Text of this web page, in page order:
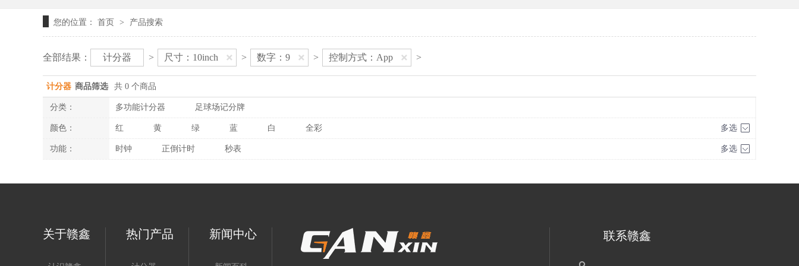
您的位置： 首页 > 产品搜索
全部结果： 计分器 > 尺寸：10inch > 数字：9 > 控制方式：App >
计分器 商品筛选 共 0 个商品
分类： 多功能计分器 足球场记分牌
颜色： 红 黄 绿 蓝 白 全彩 多选
功能： 时钟 正倒计时 秒表 多选
关于赣鑫 热门产品 新闻中心 联系赣鑫